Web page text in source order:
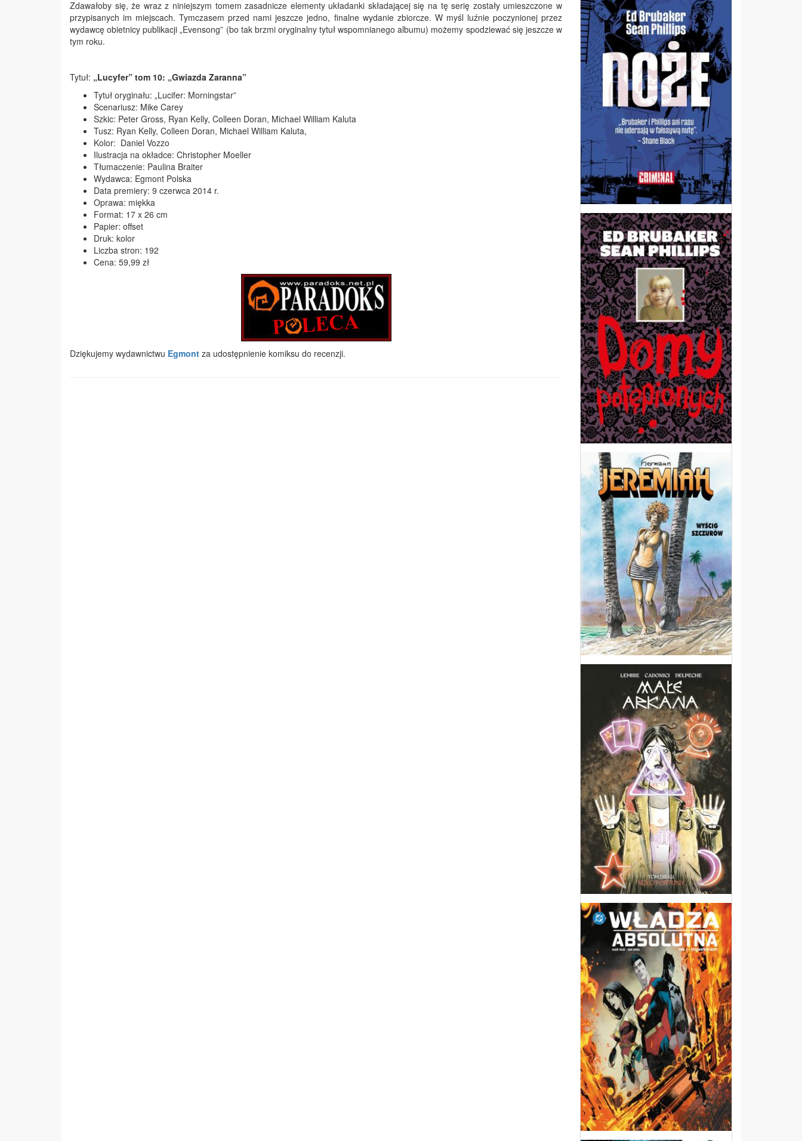
Zdawałoby się, że wraz z niniejszym tomem zasadnicze elementy układanki składającej się na tę serię zostały umieszczone w
przypisanych im miejscach. Tymczasem przed nami jeszcze jedno, finalne wydanie zbiorcze. W myśl luźnie poczynionej przez
wydawcę obietnicy publikacji „Evensong” (bo tak brzmi oryginalny tytuł wspomnianego albumu) możemy spodziewać się jeszcze w
tym roku.
Tytuł: „Lucyfer” tom 10: „Gwiazda Zaranna”
Tytuł oryginału: „Lucifer: Morningstar”
Scenariusz: Mike Carey
Szkic: Peter Gross, Ryan Kelly, Colleen Doran, Michael William Kaluta
Tusz: Ryan Kelly, Colleen Doran, Michael William Kaluta,
Kolor: Daniel Vozzo
Ilustracja na okładce: Christopher Moeller
Tłumaczenie: Paulina Braiter
Wydawca: Egmont Polska
Data premiery: 9 czerwca 2014 r.
Oprawa: miękka
Format: 17 x 26 cm
Papier: offset
Druk: kolor
Liczba stron: 192
Cena: 59,99 zł
Dziękujemy wydawnictwu Egmont za udostępnienie komiksu do recenzji.